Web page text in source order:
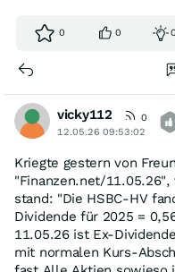
0 0 0
vicky112
0
12.05.26 09:53:02
Kriegte gestern von
"Finanzen.net/
stand: "Die HSBC-HV
Dividende für 2025 =
11.05.26 ist Ex-
mit normalen Kurs-